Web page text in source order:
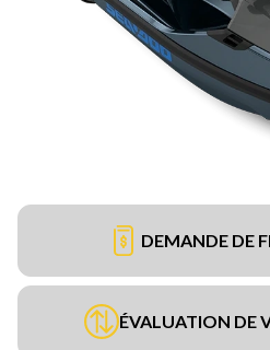
DEMANDE DE
ÉVALUATION DE